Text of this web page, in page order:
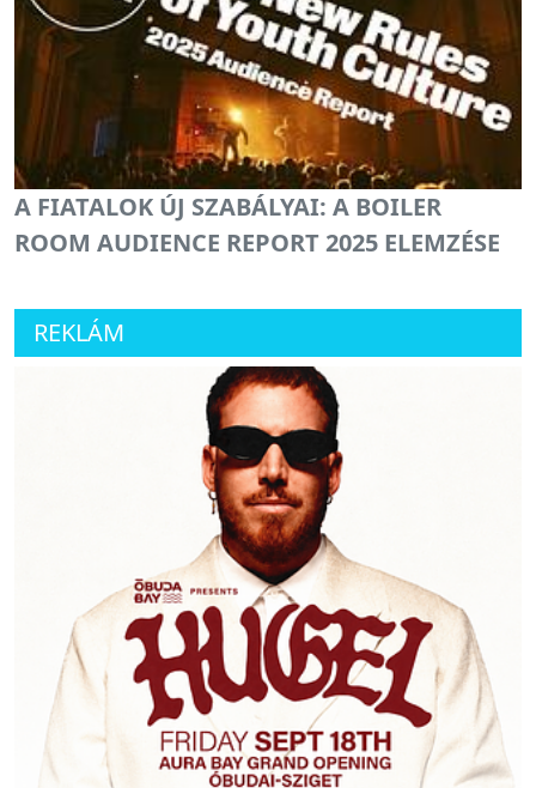
A FIATALOK ÚJ SZABÁLYAI: A BOILER
ROOM AUDIENCE REPORT 2025 ELEMZÉSE
REKLÁM